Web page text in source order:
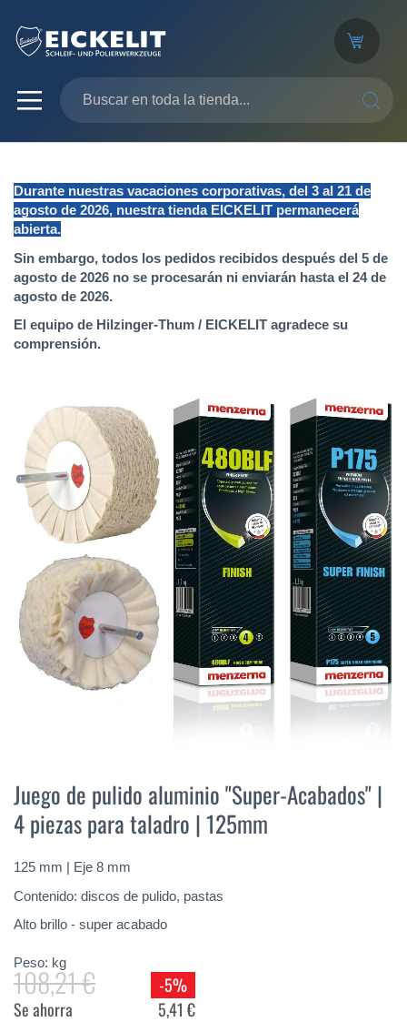
Durante nuestras vacaciones corporativas, del 3 al 21 de
agosto de 2026, nuestra tienda EICKELIT permanecerá
abierta.
Sin embargo, todos los pedidos recibidos después del 5 de
agosto de 2026 no se procesarán ni enviarán hasta el 24 de
agosto de 2026.
El equipo de Hilzinger-Thum / EICKELIT agradece su
comprensión.
galería
de
imágenes
comienzo
de
la
de
imágenes
Juego de pulido aluminio "Super-Acabados" |
4 piezas para taladro | 125mm
125 mm | Eje 8 mm
Contenido: discos de pulido, pastas
Alto brillo - super acabado
Peso: kg
108,21 €
-5%
Se ahorra
5,41 €